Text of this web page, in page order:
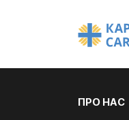
ПРО НАС